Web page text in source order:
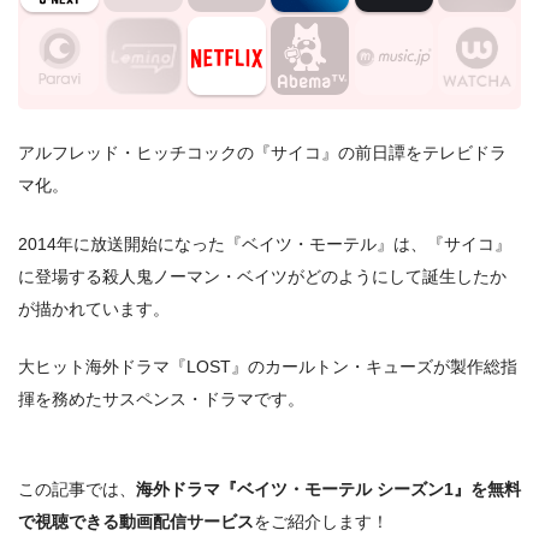
アルフレッド・ヒッチコックの『サイコ』の前日譚をテレビドラ
マ化。
2014年に放送開始になった『ベイツ・モーテル』は、『サイコ』
に登場する殺人鬼ノーマン・ベイツがどのようにして誕生したか
が描かれています。
大ヒット海外ドラマ『LOST』のカールトン・キューズが製作総指
揮を務めたサスペンス・ドラマです。
この記事では、 海外ドラマ『ベイツ・モーテル シーズン1』を無料
で視聴できる動画配信サービスをご紹介します！